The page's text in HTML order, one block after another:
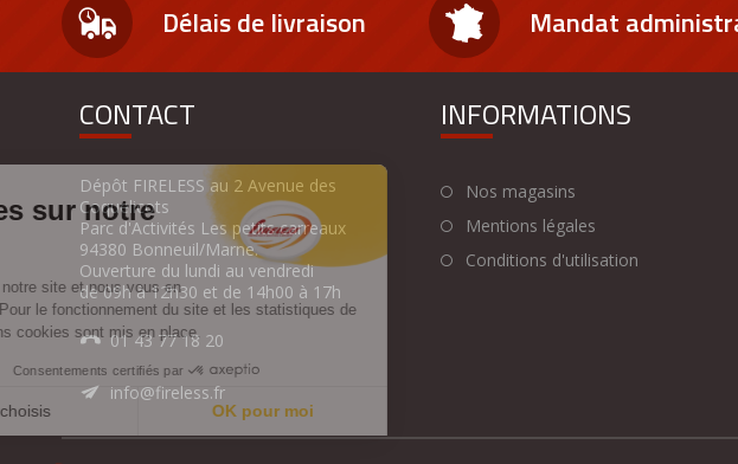
Délais de livraison Mandat
CONTACT
Dépôt FIRELESS au 2 Avenue des
Coquelicots
Parc d'Activités Les petits carreaux
94380 Bonneuil/Marne.
Ouverture du lundi au vendredi
de 09h à 12h30 et de 14h00 à 17h
01 43 77 18 20
info@fireless.fr
INFORMATIONS
Nos magasins
Mentions légales
Conditions d'utilisation